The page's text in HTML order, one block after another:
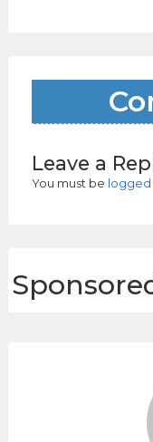
Leave a
You must be logged